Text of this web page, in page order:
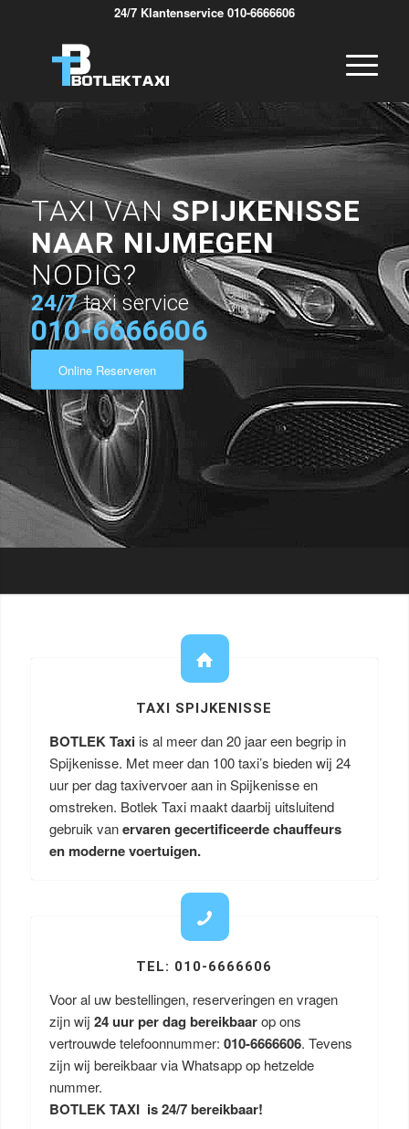
24/7 Klantenservice 010-6666606
TAXI VANSPIJKENISSE
NAAR NIJMEGEN
NODIG?
24/7 taxi service
010-6666606
Online Reserveren
TAXI SPIJKENISSE
BOTLEK Taxi is al meer dan 20 jaar een begrip in
Spijkenisse. Met meer dan 100 taxi’s bieden wij 24
uur per dag taxivervoer aan in Spijkenisse en
omstreken. Botlek Taxi maakt daarbij uitsluitend
gebruik vanervaren gecertificeerde chauffeurs
en moderne voertuigen.
TEL: 010-6666606
Voor al uw bestellingen, reserveringen en vragen
zijn wij 24 uur per dag bereikbaarop ons
vertrouwde telefoonnummer: 010-6666606. Tevens
zijn wij bereikbaar via Whatsapp op hetzelde
nummer.
BOTLEK TAXI is 24/7 bereikbaar!